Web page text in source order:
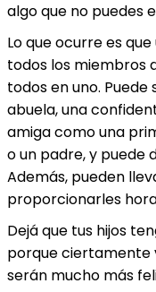
algo que no puedes
Lo que ocurre es
todos los miembros
todos en uno.
abuela, una
amiga como una
o un padre, y puede
Además, pueden
proporcionarles
Dejá que tus hijos
porque ciertamente
serán mucho más